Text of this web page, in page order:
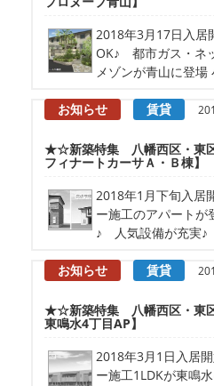
2018年3月17日入
OK♪ 都市ガス・ネ
メゾンが青山に登
お知らせ 賃貸
★☆新築特集 八幡西区・東
フィナートカーサＡ・Ｂ棟】
2018年1月下旬入居
ー施工のアパートが
♪ 人気設備が充実♪
お知らせ 賃貸
★☆新築特集 八幡西区・東
東鳴水4丁目AP】
2018年3月1日入居
ー施工1LDKが東鳴